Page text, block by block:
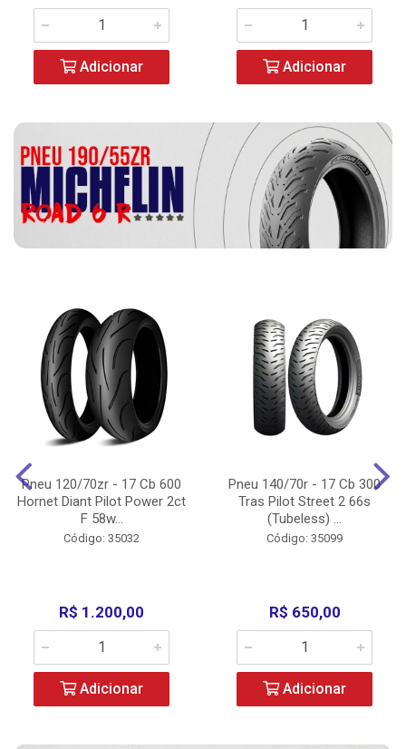
Adicionar Adicionar
Pneu 120/70zr - 17 Cb 600
Hornet Diant Pilot Power 2ct
F 58w...
Código: 35032
R$ 1.200,00
Adicionar
Pneu 140/70r - 17 Cb 300
Tras Pilot Street 2 66s
(Tubeless) ...
Código: 35099
R$ 650,00
Adicionar